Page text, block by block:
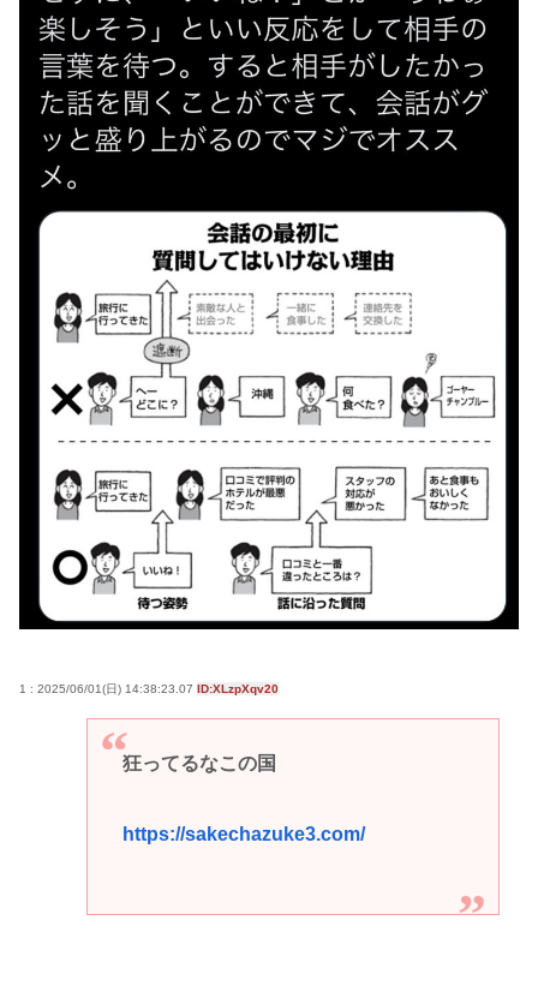
1 : 2025/06/01(日) 14:38:23.07 ID:XLzpXqv20
狂ってるなこの国
https://sakechazuke3.com/